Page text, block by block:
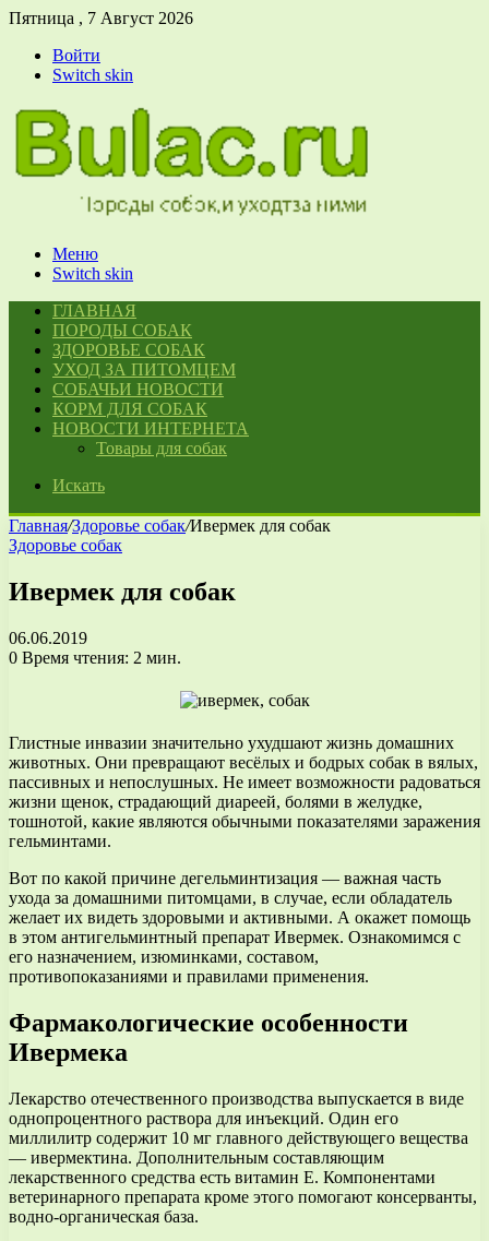
Пятница , 7 Август 2026
Войти
Switch skin
Меню
Switch skin
ГЛАВНАЯ
ПОРОДЫ СОБАК
ЗДОРОВЬЕ СОБАК
УХОД ЗА ПИТОМЦЕМ
СОБАЧЬИ НОВОСТИ
КОРМ ДЛЯ СОБАК
НОВОСТИ ИНТЕРНЕТА
Товары для собак
Искать
Главная/Здоровье собак/Ивермек для собак
Здоровье собак
Ивермек для собак
06.06.2019
0 Время чтения: 2 мин.
Глистные инвазии значительно ухудшают жизнь домашних
животных. Они превращают весёлых и бодрых собак в вялых,
пассивных и непослушных. Не имеет возможности радоваться
жизни щенок, страдающий диареей, болями в желудке,
тошнотой, какие являются обычными показателями заражения
гельминтами.
Вот по какой причине дегельминтизация — важная часть
ухода за домашними питомцами, в случае, если обладатель
желает их видеть здоровыми и активными. А окажет помощь
в этом антигельминтный препарат Ивермек. Ознакомимся с
его назначением, изюминками, составом,
противопоказаниями и правилами применения.
Фармакологические особенности
Ивермека
Лекарство отечественного производства выпускается в виде
однопроцентного раствора для инъекций. Один его
миллилитр содержит 10 мг главного действующего вещества
— ивермектина. Дополнительным составляющим
лекарственного средства есть витамин Е. Компонентами
ветеринарного препарата кроме этого помогают консерванты,
водно-органическая база.